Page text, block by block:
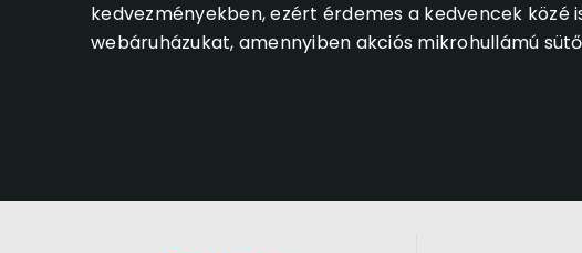
kedvezményekben, ezért érdemes a kedvencek
webáruházukat, amennyiben akciós mikrohullámú